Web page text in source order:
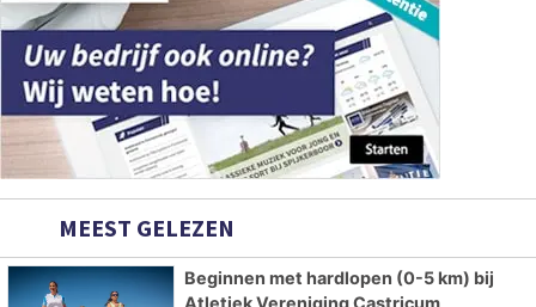
MEEST GELEZEN
Beginnen met hardlopen (0-5 km) bij
Atletiek Vereniging Castricum